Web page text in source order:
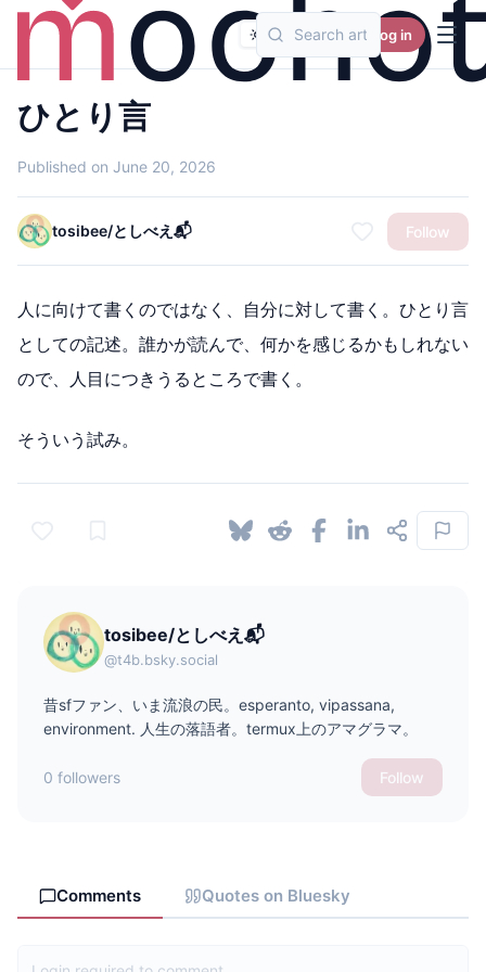
Log in
ひとり言
Published on June 20, 2026
tosibee/としべえ📬 Follow
人に向けて書くのではなく、自分に対して書く。ひとり言
としての記述。誰かが読んで、何かを感じるかもしれない
ので、人目につきうるところで書く。
そういう試み。
tosibee/としべえ📬
@t4b.bsky.social
昔sfファン、いま流浪の民。esperanto, vipassana,
environment. 人生の落語者。termux上のアマグラマ。
0 followers Follow
Comments Quotes on Bluesky